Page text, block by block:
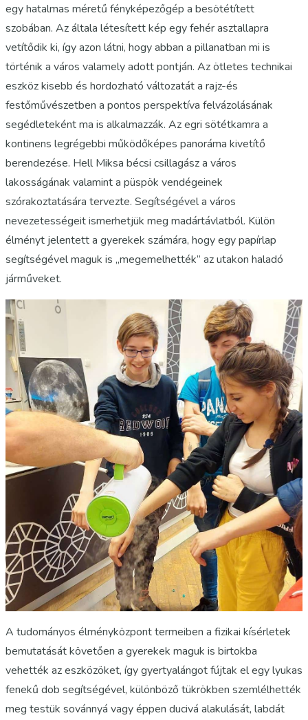
egy hatalmas méretű fényképezőgép a besötétített
szobában. Az általa létesített kép egy fehér asztallapra
vetítődik ki, így azon látni, hogy abban a pillanatban mi is
történik a város valamely adott pontján. Az ötletes technikai
eszköz kisebb és hordozható változatát a rajz-és
festőművészetben a pontos perspektíva felvázolásának
segédleteként ma is alkalmazzák. Az egri sötétkamra a
kontinens legrégebbi működőképes panoráma kivetítő
berendezése. Hell Miksa bécsi csillagász a város
lakosságának valamint a püspök vendégeinek
szórakoztatására tervezte. Segítségével a város
nevezetességeit ismerhetjük meg madártávlatból. Külön
élményt jelentett a gyerekek számára, hogy egy papírlap
segítségével maguk is „megemelhették” az utakon haladó
járműveket.
A tudományos élményközpont termeiben a fizikai kísérletek
bemutatását követően a gyerekek maguk is birtokba
vehették az eszközöket, így gyertyalángot fújtak el egy lyukas
fenekű dob segítségével, különböző tükrökben szemlélhették
meg testük sovánnyá vagy éppen ducivá alakulását, labdát